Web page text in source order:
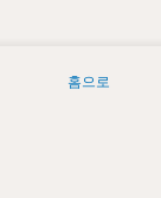
홈으로